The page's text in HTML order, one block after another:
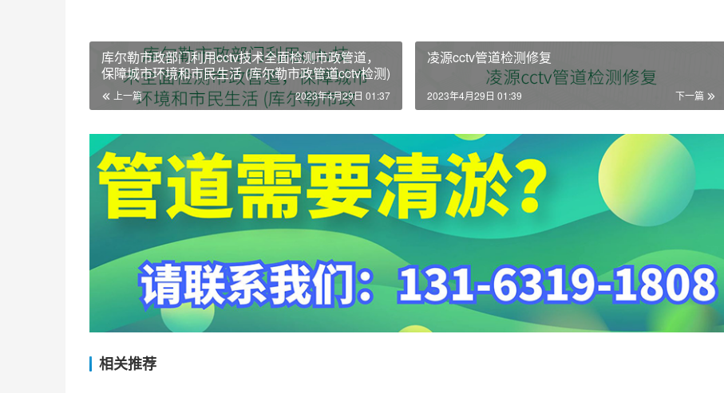
库尔勒市政部门利用cctv技术全面检测市政管道，
保障城市环境和市民生活 (库尔勒市政管道cctv检测)
上一篇 2023年4月29日 01:37
凌源cctv管道检测修复
下一篇
2023年4月29日 01:39
相关推荐